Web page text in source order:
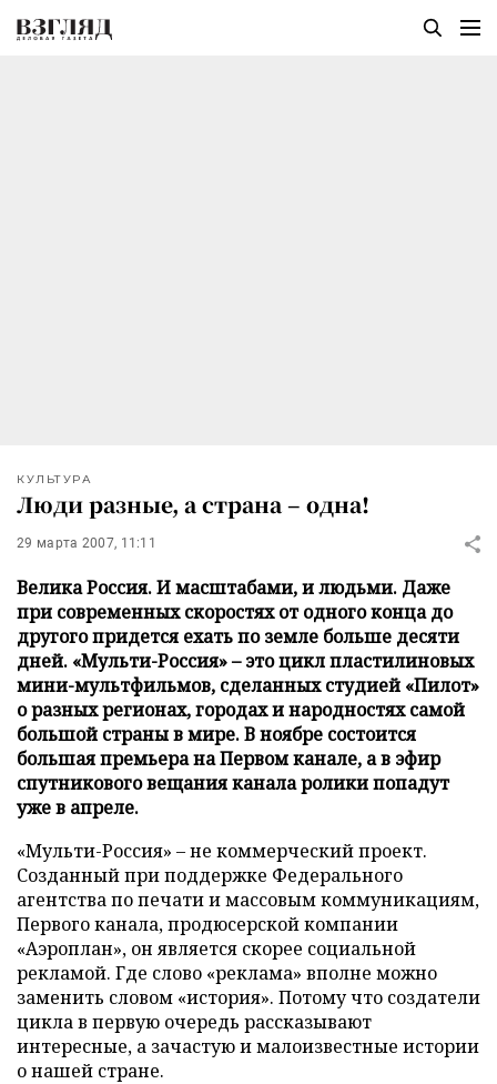
КУЛЬТУРА
Люди разные, а страна – одна!
29 марта 2007, 11:11
Велика Россия. И масштабами, и людьми. Даже
при современных скоростях от одного конца до
другого придется ехать по земле больше десяти
дней. «Мульти-Россия» – это цикл пластилиновых
мини-мультфильмов, сделанных студией «Пилот»
о разных регионах, городах и народностях самой
большой страны в мире. В ноябре состоится
большая премьера на Первом канале, а в эфир
спутникового вещания канала ролики попадут
уже в апреле.
«Мульти-Россия» – не коммерческий проект.
Созданный при поддержке Федерального
агентства по печати и массовым коммуникациям,
Первого канала, продюсерской компании
«Аэроплан», он является скорее социальной
рекламой. Где слово «реклама» вполне можно
заменить словом «история». Потому что создатели
цикла в первую очередь рассказывают
интересные, а зачастую и малоизвестные истории
о нашей стране.